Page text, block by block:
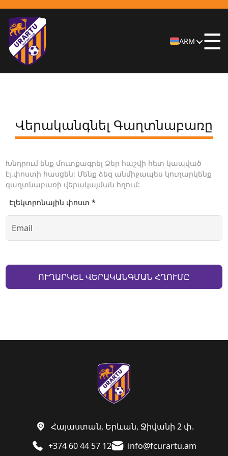
ARM ☰
Վերականգնել Գաղտնաբառը
Խնդրում ենք մուտքագրել Ձեր հաշվի հետ կապված
էլ.փոստի հասցեն: Մենք ձեզ անմիջապես կուղարկենք
գաղտնաբառի վերակայման հղում:
Էլեկտրոնային փոստ *
ՈՒՂԱՐԿԵԼ ՎԵՐԱԿԱՆԳՄԱՆ ՀՂՈՒՄԸ
+374 60 44 57 12 info@fcurartu.am
Հայաստան, Երևան, Ջիվանի 2 փ.